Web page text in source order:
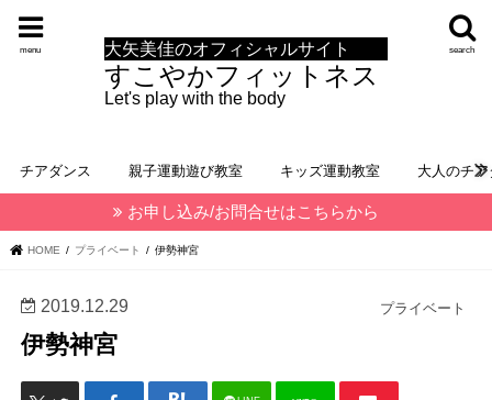
大矢美佳のオフィシャルサイト
すこやかフィットネス
Let's play with the body
search
menu
チアダンス 親子運動遊び教室 キッズ運動教室 大人のチ
お申し込み/お問合せはこちらから
HOME プライベート 伊勢神宮
プライベート
2019.12.29
伊勢神宮